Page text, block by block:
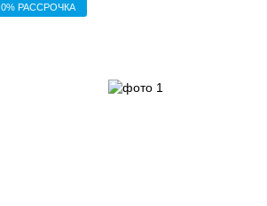
0% РАССРОЧКА